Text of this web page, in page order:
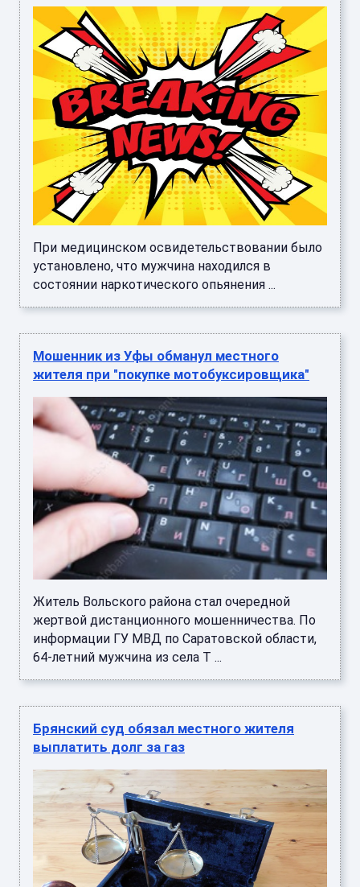
При медицинском освидетельствовании было
установлено, что мужчина находился в
состоянии наркотического опьянения ...
Мошенник из Уфы обманул местного
жителя при "покупке мотобуксировщика"
Житель Вольского района стал очередной
жертвой дистанционного мошенничества. По
информации ГУ МВД по Саратовской области,
64-летний мужчина из села Т ...
Брянский суд обязал местного жителя
выплатить долг за газ